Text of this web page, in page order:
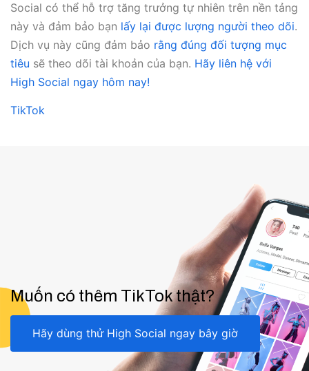
Social có thể hỗ trợ tăng trưởng tự nhiên trên nền tảng
này và đảm bảo bạn lấy lại được lượng người theo dõi.
Dịch vụ này cũng đảm bảo rằng đúng đối tượng mục
tiêu sẽ theo dõi tài khoản của bạn. Hãy liên hệ với
High Social ngay hôm nay!
TikTok
Muốn có thêm TikTok thật?
Hãy dùng thử High Social ngay bây giờ